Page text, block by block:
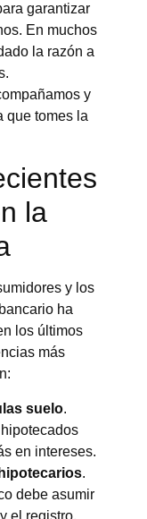
garantizar
En muchos
la razón a
y
que tomes la
la
y los
ha
los últimos
más
suelo.
en intereses.
.
debe asumir
el registro.